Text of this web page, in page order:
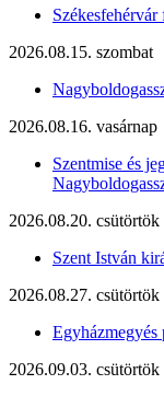
2026.08.15. szombat
2026.08.16. vasárnap
Szentmise és
2026.08.20. csütörtök
Szent István
2026.08.27. csütörtök
Egyházmegyés
2026.09.03. csütörtök